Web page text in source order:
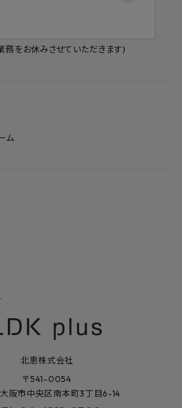
ム
務をお休みさせていただきます)
北恵株式会社
〒541-0054
阪市中央区南本町3丁目6-14